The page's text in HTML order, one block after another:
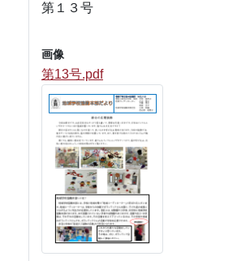
第１３号
画像
第13号.pdf